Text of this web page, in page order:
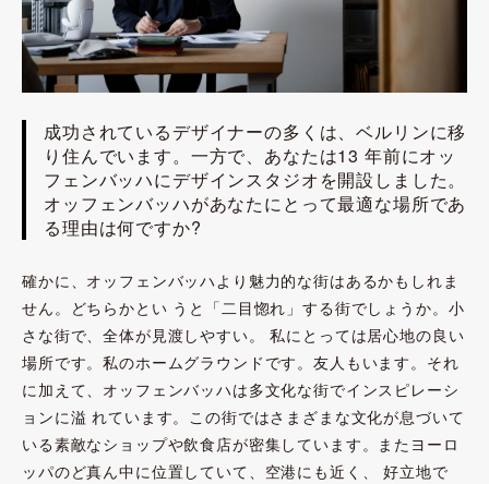
成功されているデザイナーの多くは、ベルリンに移
り住んでいます。一方で、あなたは13 年前にオッ
フェンバッハにデザインスタジオを開設しました。
オッフェンバッハがあなたにとって最適な場所であ
る理由は何ですか?
確かに、オッフェンバッハより魅力的な街はあるかもしれま
せん。どちらかとい うと「二目惚れ」する街でしょうか。小
さな街で、全体が見渡しやすい。 私にとっては居心地の良い
場所です。私のホームグラウンドです。友人もいます。それ
に加えて、オッフェンバッハは多文化な街でインスピレーシ
ョンに溢 れています。この街ではさまざまな文化が息づいて
いる素敵なショップや飲食店が密集しています。またヨーロ
ッパのど真ん中に位置していて、空港にも近く、 好立地で